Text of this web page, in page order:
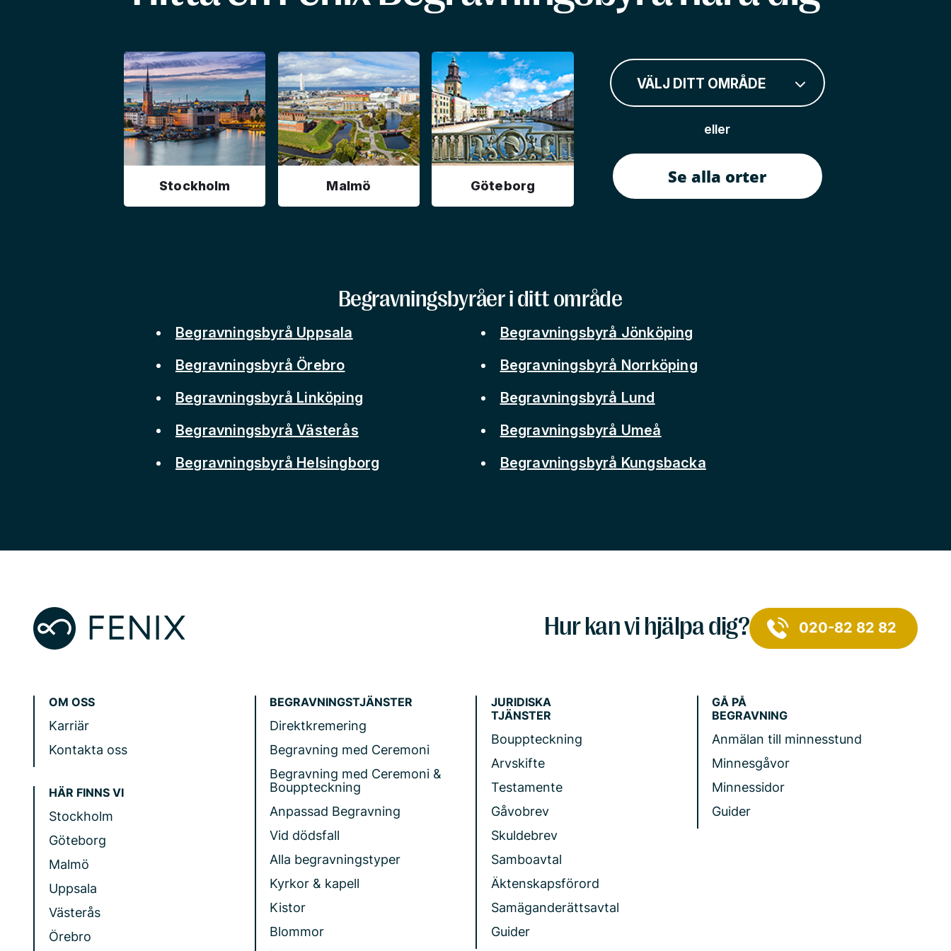
Stockholm Malmö Göteborg
VÄLJ DITT OMRÅDE
eller
Se alla orter
Begravningsbyråer i ditt område
Begravningsbyrå Uppsala
Begravningsbyrå Örebro
Begravningsbyrå Linköping
Begravningsbyrå Västerås
Begravningsbyrå Helsingborg
Begravningsbyrå Jönköping
Begravningsbyrå Norrköping
Begravningsbyrå Lund
Begravningsbyrå Umeå
Begravningsbyrå Kungsbacka
Hur kan vi hjälpa dig? 020-82 82 82
OM OSS
Karriär
Kontakta oss
HÄR FINNS VI
Stockholm
Göteborg
Malmö
Uppsala
Västerås
Örebro
BEGRAVNINGSTJÄNSTER
Direktkremering
Begravning med Ceremoni
Begravning med Ceremoni &
Bouppteckning
Anpassad Begravning
Vid dödsfall
Alla begravningstyper
Kyrkor & kapell
Kistor
Blommor
JURIDISKA
TJÄNSTER
Bouppteckning
Arvskifte
Testamente
Gåvobrev
Skuldebrev
Samboavtal
Äktenskapsförord
Samäganderättsavtal
Guider
GÅ PÅ
BEGRAVNING
Anmälan till minnesstund
Minnesgåvor
Minnessidor
Guider